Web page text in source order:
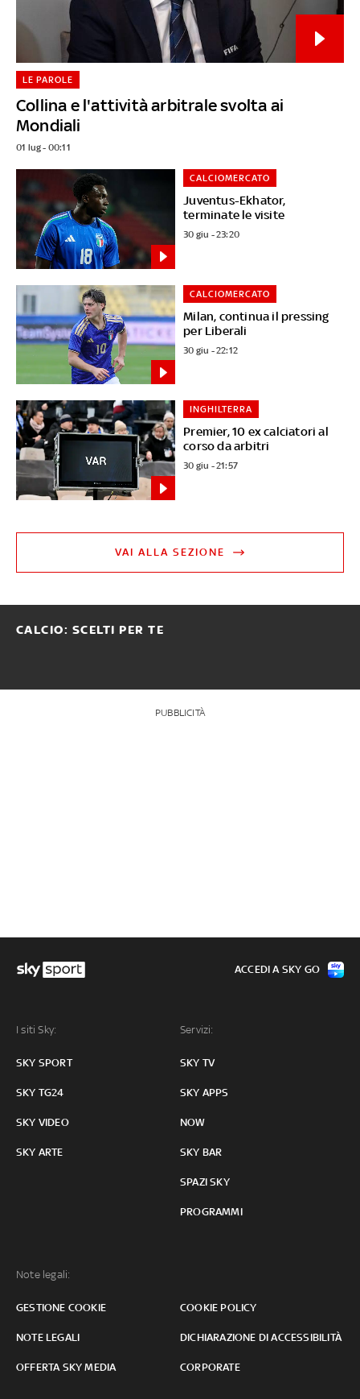
Collina e l'attività arbitrale svolta ai
Mondiali
LE PAROLE
01 lug - 00:11
Juventus-Ekhator,
terminate le visite
CALCIOMERCATO
30 giu - 23:20
Milan, continua il pressing
per Liberali
CALCIOMERCATO
30 giu - 22:12
Premier, 10 ex calciatori al
corso da arbitri
INGHILTERRA
30 giu - 21:57
VAI ALLA SEZIONE
CALCIO: SCELTI PER TE
PUBBLICITÀ
I siti Sky:
SKY SPORT
SKY TG24
SKY VIDEO
SKY ARTE
Servizi:
SKY TV
SKY APPS
NOW
SKY BAR
SPAZI SKY
PROGRAMMI
Note legali:
GESTIONE COOKIE COOKIE POLICY
NOTE LEGALI DICHIARAZIONE DI ACCESSIBILITÀ
OFFERTA SKY MEDIA CORPORATE
ACCEDI A SKY GO